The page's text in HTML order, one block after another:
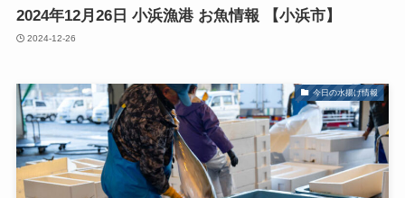
2024年12月26日 小浜漁港 お魚情報 【小浜市】
2024-12-26
今日の水揚げ情報